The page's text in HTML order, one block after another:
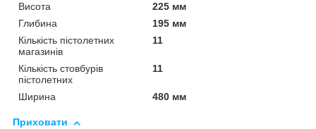
Висота
225 мм
Глибина
195 мм
Кількість пістолетних
магазинів
11
Кількість стовбурів
пістолетних
11
Ширина 480 мм
Приховати